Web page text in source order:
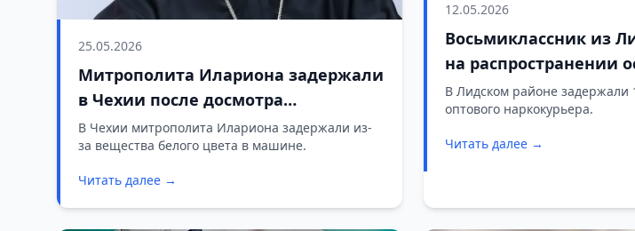
25.05.2026
Митрополита Илариона задержали
в Чехии после досмотра
автомобиля
В Чехии митрополита Илариона задержали из-
за вещества белого цвета в машине.
Читать далее →
12.05.2026
Восьмиклассник из
на распространении
психотропа
В Лидском районе задержали
оптового наркокурьера.
Читать далее →